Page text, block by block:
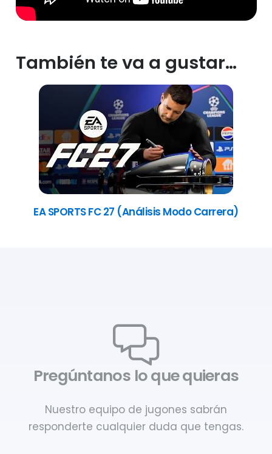
También te va a gustar…
EA SPORTS FC 27 (Análisis Modo Carrera)
Pregúntanos lo que quieras
Nuestro equipo de jugones sabrán
responderte cualquier duda que tengas.